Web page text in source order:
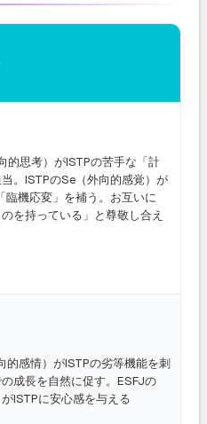
的思考）がISTPの苦手な「計
。ISTPのSe（外向的感覚）が
臨機応変」を補う。お互いに
のを持っている」と尊敬し合え
的感情）がISTPの劣等機能を刺
成長を自然に促す。ESFJの
がISTPに安心感を与える